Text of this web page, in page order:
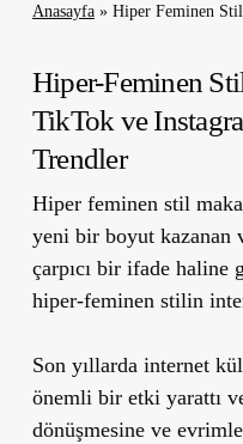
Anasayfa» Hiper Feminen
Hiper-Feminen
TikTok ve
Trendler
Hiper feminen stil
yeni bir boyut kazanan
çarpıcı bir ifade haline
hiper-feminen stilin
Son yıllarda internet
önemli bir etki yarattı
dönüşmesine ve